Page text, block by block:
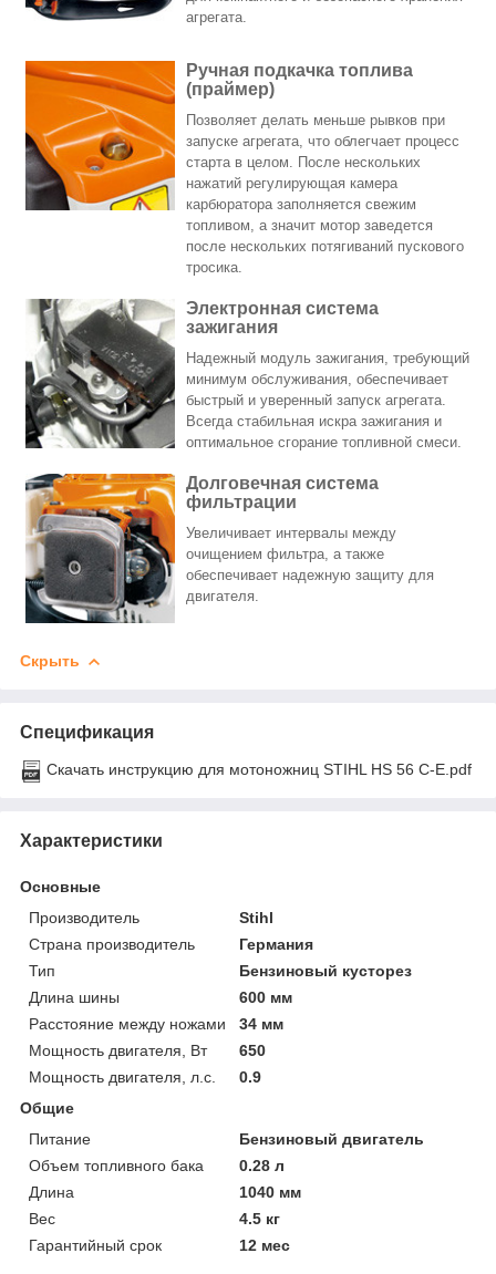
агрегата.
Ручная подкачка топлива
(праймер)
Позволяет делать меньше рывков при
запуске агрегата, что облегчает процесс
старта в целом. После нескольких
нажатий регулирующая камера
карбюратора заполняется свежим
топливом, а значит мотор заведется
после нескольких потягиваний пускового
тросика.
Электронная система
зажигания
Надежный модуль зажигания, требующий
минимум обслуживания, обеспечивает
быстрый и уверенный запуск агрегата.
Всегда стабильная искра зажигания и
оптимальное сгорание топливной смеси.
Долговечная система
фильтрации
Увеличивает интервалы между
очищением фильтра, а также
обеспечивает надежную защиту для
двигателя.
Скрыть
Спецификация
Скачать инструкцию для мотоножниц STIHL HS 56 C-E.pdf
Характеристики
Основные
Производитель
Stihl
Страна производитель
Германия
Тип
Бензиновый кусторез
Длина шины
600 мм
Расстояние между ножами
34 мм
Мощность двигателя, Вт
650
Мощность двигателя, л.с.
0.9
Общие
Питание
Бензиновый двигатель
Объем топливного бака
0.28 л
Длина
1040 мм
Вес
4.5 кг
Гарантийный срок
12 мес